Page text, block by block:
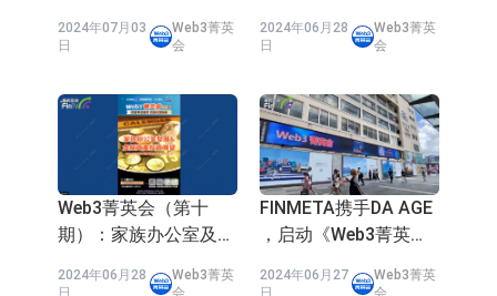
(08611.HK)跌21.43%，天瑞汽车内饰
2024年07月03
日
Web3菁英
会
择，资产风险管理首重
2024年06月28
日
Web3菁英
会
Web3菁英会（第十
期）：家族办公室及虚
2024年06月28
Web3菁英
FINMETA携手DA AGE
，启动《Web3菁英
传！
2024年06月27
Web3菁英